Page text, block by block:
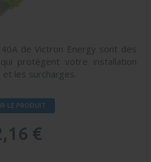
de Victron Energy sont des
protègent votre installation
les surcharges.
LE PRODUIT
€